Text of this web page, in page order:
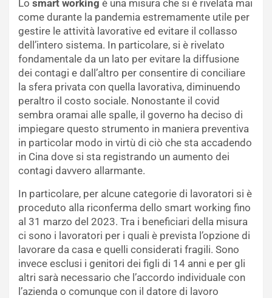
Lo smart working è una misura che si è rivelata mai
come durante la pandemia estremamente utile per
gestire le attività lavorative ed evitare il collasso
dell’intero sistema. In particolare, si è rivelato
fondamentale da un lato per evitare la diffusione
dei contagi e dall’altro per consentire di conciliare
la sfera privata con quella lavorativa, diminuendo
peraltro il costo sociale. Nonostante il covid
sembra oramai alle spalle, il governo ha deciso di
impiegare questo strumento in maniera preventiva
in particolar modo in virtù di ciò che sta accadendo
in Cina dove si sta registrando un aumento dei
contagi davvero allarmante.
In particolare, per alcune categorie di lavoratori si è
proceduto alla riconferma dello smart working fino
al 31 marzo del 2023. Tra i beneficiari della misura
ci sono i lavoratori per i quali è prevista l’opzione di
lavorare da casa e quelli considerati fragili. Sono
invece esclusi i genitori dei figli di 14 anni e per gli
altri sarà necessario che l’accordo individuale con
l’azienda o comunque con il datore di lavoro